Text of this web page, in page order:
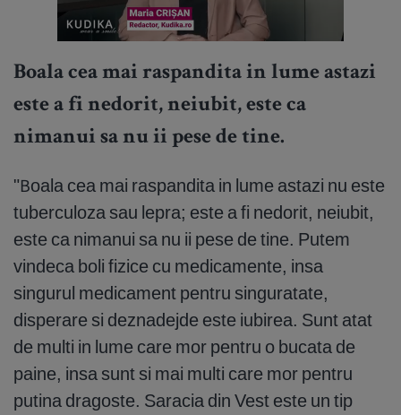
Boala cea mai raspandita in lume astazi
este a fi nedorit, neiubit, este ca
nimanui sa nu ii pese de tine.
"Boala cea mai raspandita in lume astazi nu este
tuberculoza sau lepra; este a fi nedorit, neiubit,
este ca nimanui sa nu ii pese de tine. Putem
vindeca boli fizice cu medicamente, insa
singurul medicament pentru singuratate,
disperare si deznadejde este iubirea. Sunt atat
de multi in lume care mor pentru o bucata de
paine, insa sunt si mai multi care mor pentru
putina dragoste. Saracia din Vest este un tip